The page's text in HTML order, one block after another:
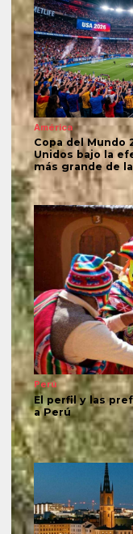
América
Copa del Mundo
Unidos bajo la
más grande de
Perú
El perfil y las
a Perú